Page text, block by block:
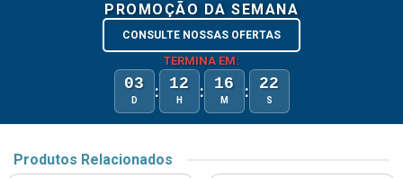
PROMOÇÃO DA SEMANA
CONSULTE NOSSAS OFERTAS
TERMINA EM:
03
D : 12
H : 16
M : 22
S
Produtos Relacionados